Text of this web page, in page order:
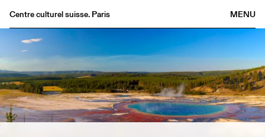
MENU
Centre culturel suisse. Paris
Agenda
Librairie
Buvette
Archives
Médiathèque